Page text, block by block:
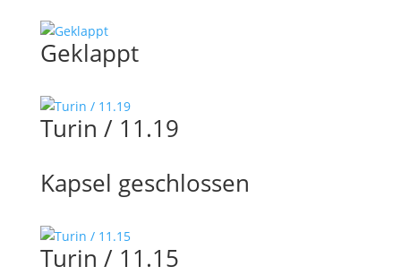
Geklappt
Turin / 11.19
Kapsel geschlossen
Turin / 11.15